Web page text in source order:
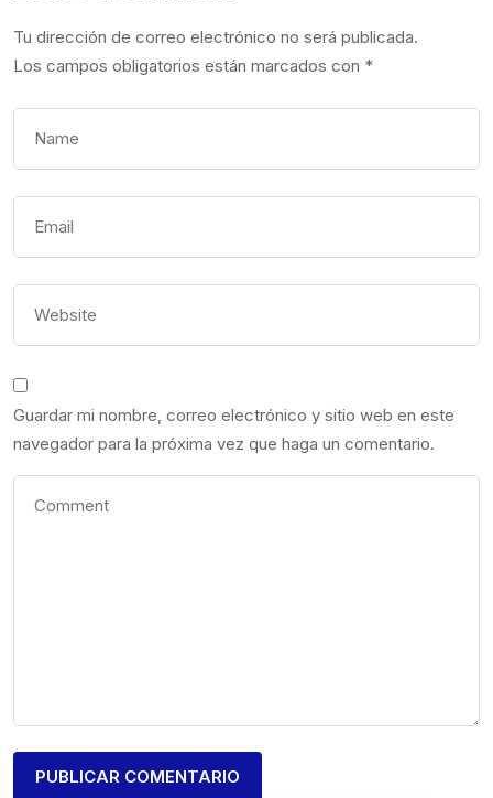
Tu dirección de correo electrónico no será publicada.
Los campos obligatorios están marcados con *
Guardar mi nombre, correo electrónico y sitio web en este
navegador para la próxima vez que haga un comentario.